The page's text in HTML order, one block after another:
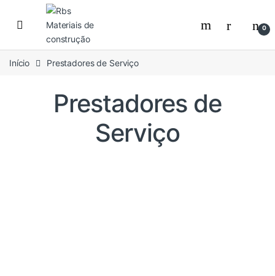
Skip to navigation
Skip to content
0
Início Prestadores de Serviço
Prestadores de
Serviço